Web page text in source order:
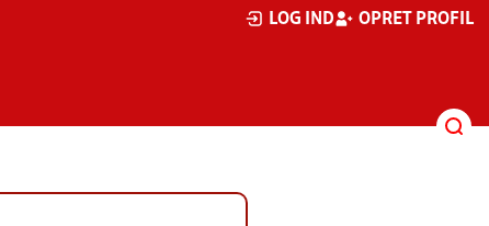
LOG IND OPRET PROFIL